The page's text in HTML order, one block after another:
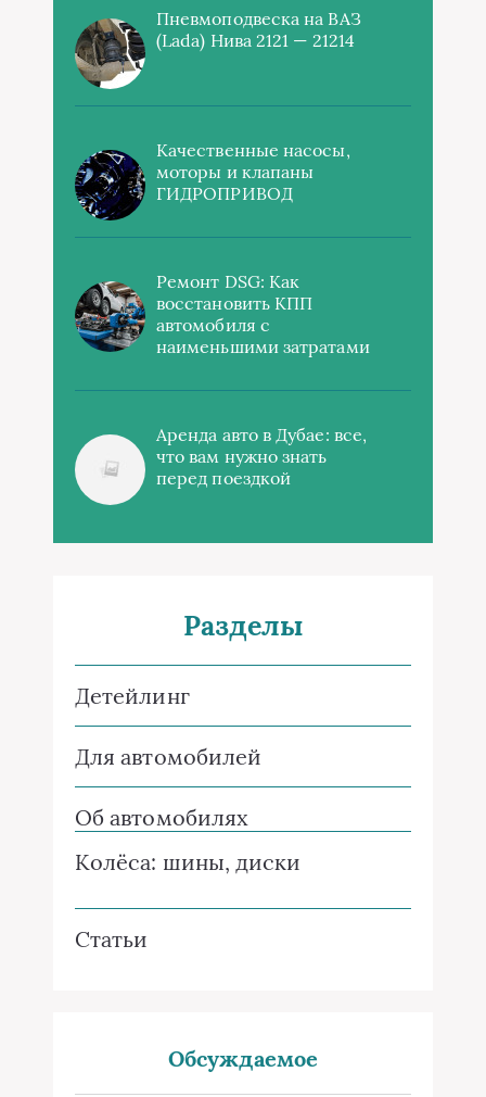
Пневмоподвеска на ВАЗ
(Lada) Нива 2121 — 21214
Качественные насосы,
моторы и клапаны
ГИДРОПРИВОД
Ремонт DSG: Как
восстановить КПП
автомобиля с
наименьшими затратами
Аренда авто в Дубае: все,
что вам нужно знать
перед поездкой
Разделы
Детейлинг
Для автомобилей
Об автомобилях
Колёса: шины, диски
Статьи
Обсуждаемое